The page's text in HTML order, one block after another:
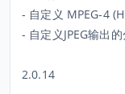
- 自定义 MPEG-4
- 自定义JPEG输出
2.0.14